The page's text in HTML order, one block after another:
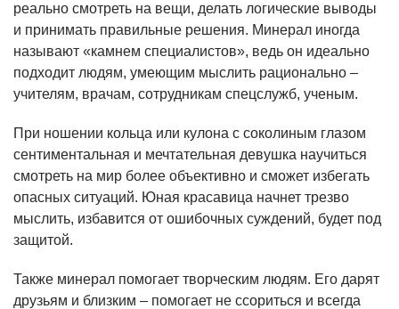
реально смотреть на вещи, делать логические выводы
и принимать правильные решения. Минерал иногда
называют «камнем специалистов», ведь он идеально
подходит людям, умеющим мыслить рационально –
учителям, врачам, сотрудникам спецслужб, ученым.
При ношении кольца или кулона с соколиным глазом
сентиментальная и мечтательная девушка научиться
смотреть на мир более объективно и сможет избегать
опасных ситуаций. Юная красавица начнет трезво
мыслить, избавится от ошибочных суждений, будет под
защитой.
Также минерал помогает творческим людям. Его дарят
друзьям и близким – помогает не ссориться и всегда